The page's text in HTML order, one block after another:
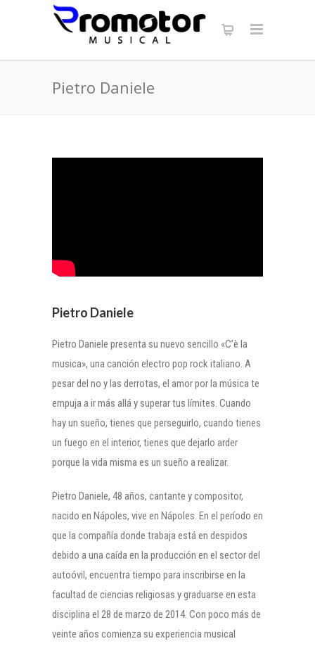
Pietro Daniele
Pietro Daniele
Pietro Daniele presenta su nuevo sencillo «C’è la
musica», una canción electro pop rock italiano. A
pesar del no y las derrotas, el amor por la música te
empuja a ir más allá y superar tus límites. Cuando
hay un sueño, tienes que perseguirlo, cuando tienes
un fuego en el interior, tienes que dejarlo arder
porque la vida misma es un sueño a realizar.
Pietro Daniele, 48 años, cantante y compositor,
nacido en Nápoles, vive en Nápoles. En el período en
que la compañía donde trabaja está en despidos
debido a una caída en la producción en el sector del
autoóvil, encuentra tiempo para inscribirse en la
facultad de ciencias religiosas y graduarse en esta
disciplina el 28 de marzo de 2014. Con poco más de
veinte años comienza su experiencia musical